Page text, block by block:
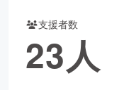
支援者数
23人